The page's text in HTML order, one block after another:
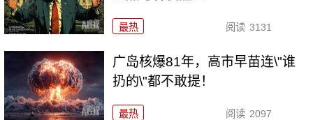
最热 阅读 3131
广岛核爆81年，高市早苗连\"谁
扔的\"都不敢提！
最热 阅读 2097